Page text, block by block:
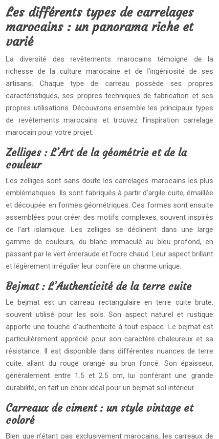
Les différents types de carrelages
marocains : un panorama riche et
varié
La diversité des revêtements marocains témoigne de la
richesse de la culture marocaine et de l’ingéniosité de ses
artisans. Chaque type de carreau possède ses propres
caractéristiques, ses propres techniques de fabrication et ses
propres utilisations. Découvrons ensemble les principaux types
de revêtements marocains et trouvez l’inspiration carrelage
marocain pour votre projet.
Zelliges : L’Art de la géométrie et de la
couleur
Les zelliges sont sans doute les carrelages marocains les plus
emblématiques. Ils sont fabriqués à partir d’argile cuite, émaillée
et découpée en formes géométriques. Ces formes sont ensuite
assemblées pour créer des motifs complexes, souvent inspirés
de l’art islamique. Les zelliges se déclinent dans une large
gamme de couleurs, du blanc immaculé au bleu profond, en
passant par le vert émeraude et l’ocre chaud. Leur aspect brillant
et légèrement irrégulier leur confère un charme unique.
Bejmat : L’Authenticité de la terre cuite
Le bejmat est un carreau rectangulaire en terre cuite brute,
souvent utilisé pour les sols. Son aspect naturel et rustique
apporte une touche d’authenticité à tout espace. Le bejmat est
particulièrement apprécié pour son caractère chaleureux et sa
résistance. Il est disponible dans différentes nuances de terre
cuite, allant du rouge orangé au brun foncé. Son épaisseur,
généralement entre 1.5 et 2.5 cm, lui conférant une grande
durabilité, en fait un choix idéal pour un bejmat sol intérieur.
Carreaux de ciment : un style vintage et
coloré
Bien que n’étant pas exclusivement marocains, les carreaux de